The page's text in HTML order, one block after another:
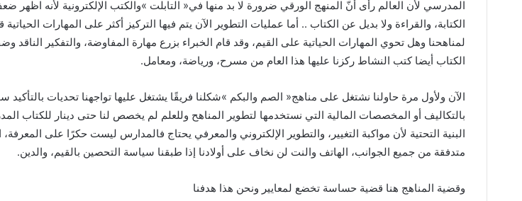
‬الكتاب‭ ‬أيضا‭ ‬كتب‭ ‬النشاط‭ ‬ركزنا‭ ‬عليها‭ ‬هذا‭ ‬العام‭ ‬من‭ ‬مسرح،‭ ‬ورياضة،‭ ‬ومعامل‭.‬
‬متدفقة‭ ‬من‭ ‬جميع‭ ‬الجوانب،‭ ‬الهاتف‭ ‬والنت‭ ‬لن‭ ‬نخاف‭ ‬على‭ ‬أولادنا‭ ‬إذا‭ ‬طبقنا‭ ‬سياسة‭ ‬التحصين‭ ‬بالقيم،‭ ‬والدين‭.‬
وقضية‭ ‬المناهج‭ ‬هنا‭ ‬قضية‭ ‬حساسة‭ ‬تخضع‭ ‬لمعايير‭ ‬ونحن‭ ‬هذا‭ ‬هدفنا